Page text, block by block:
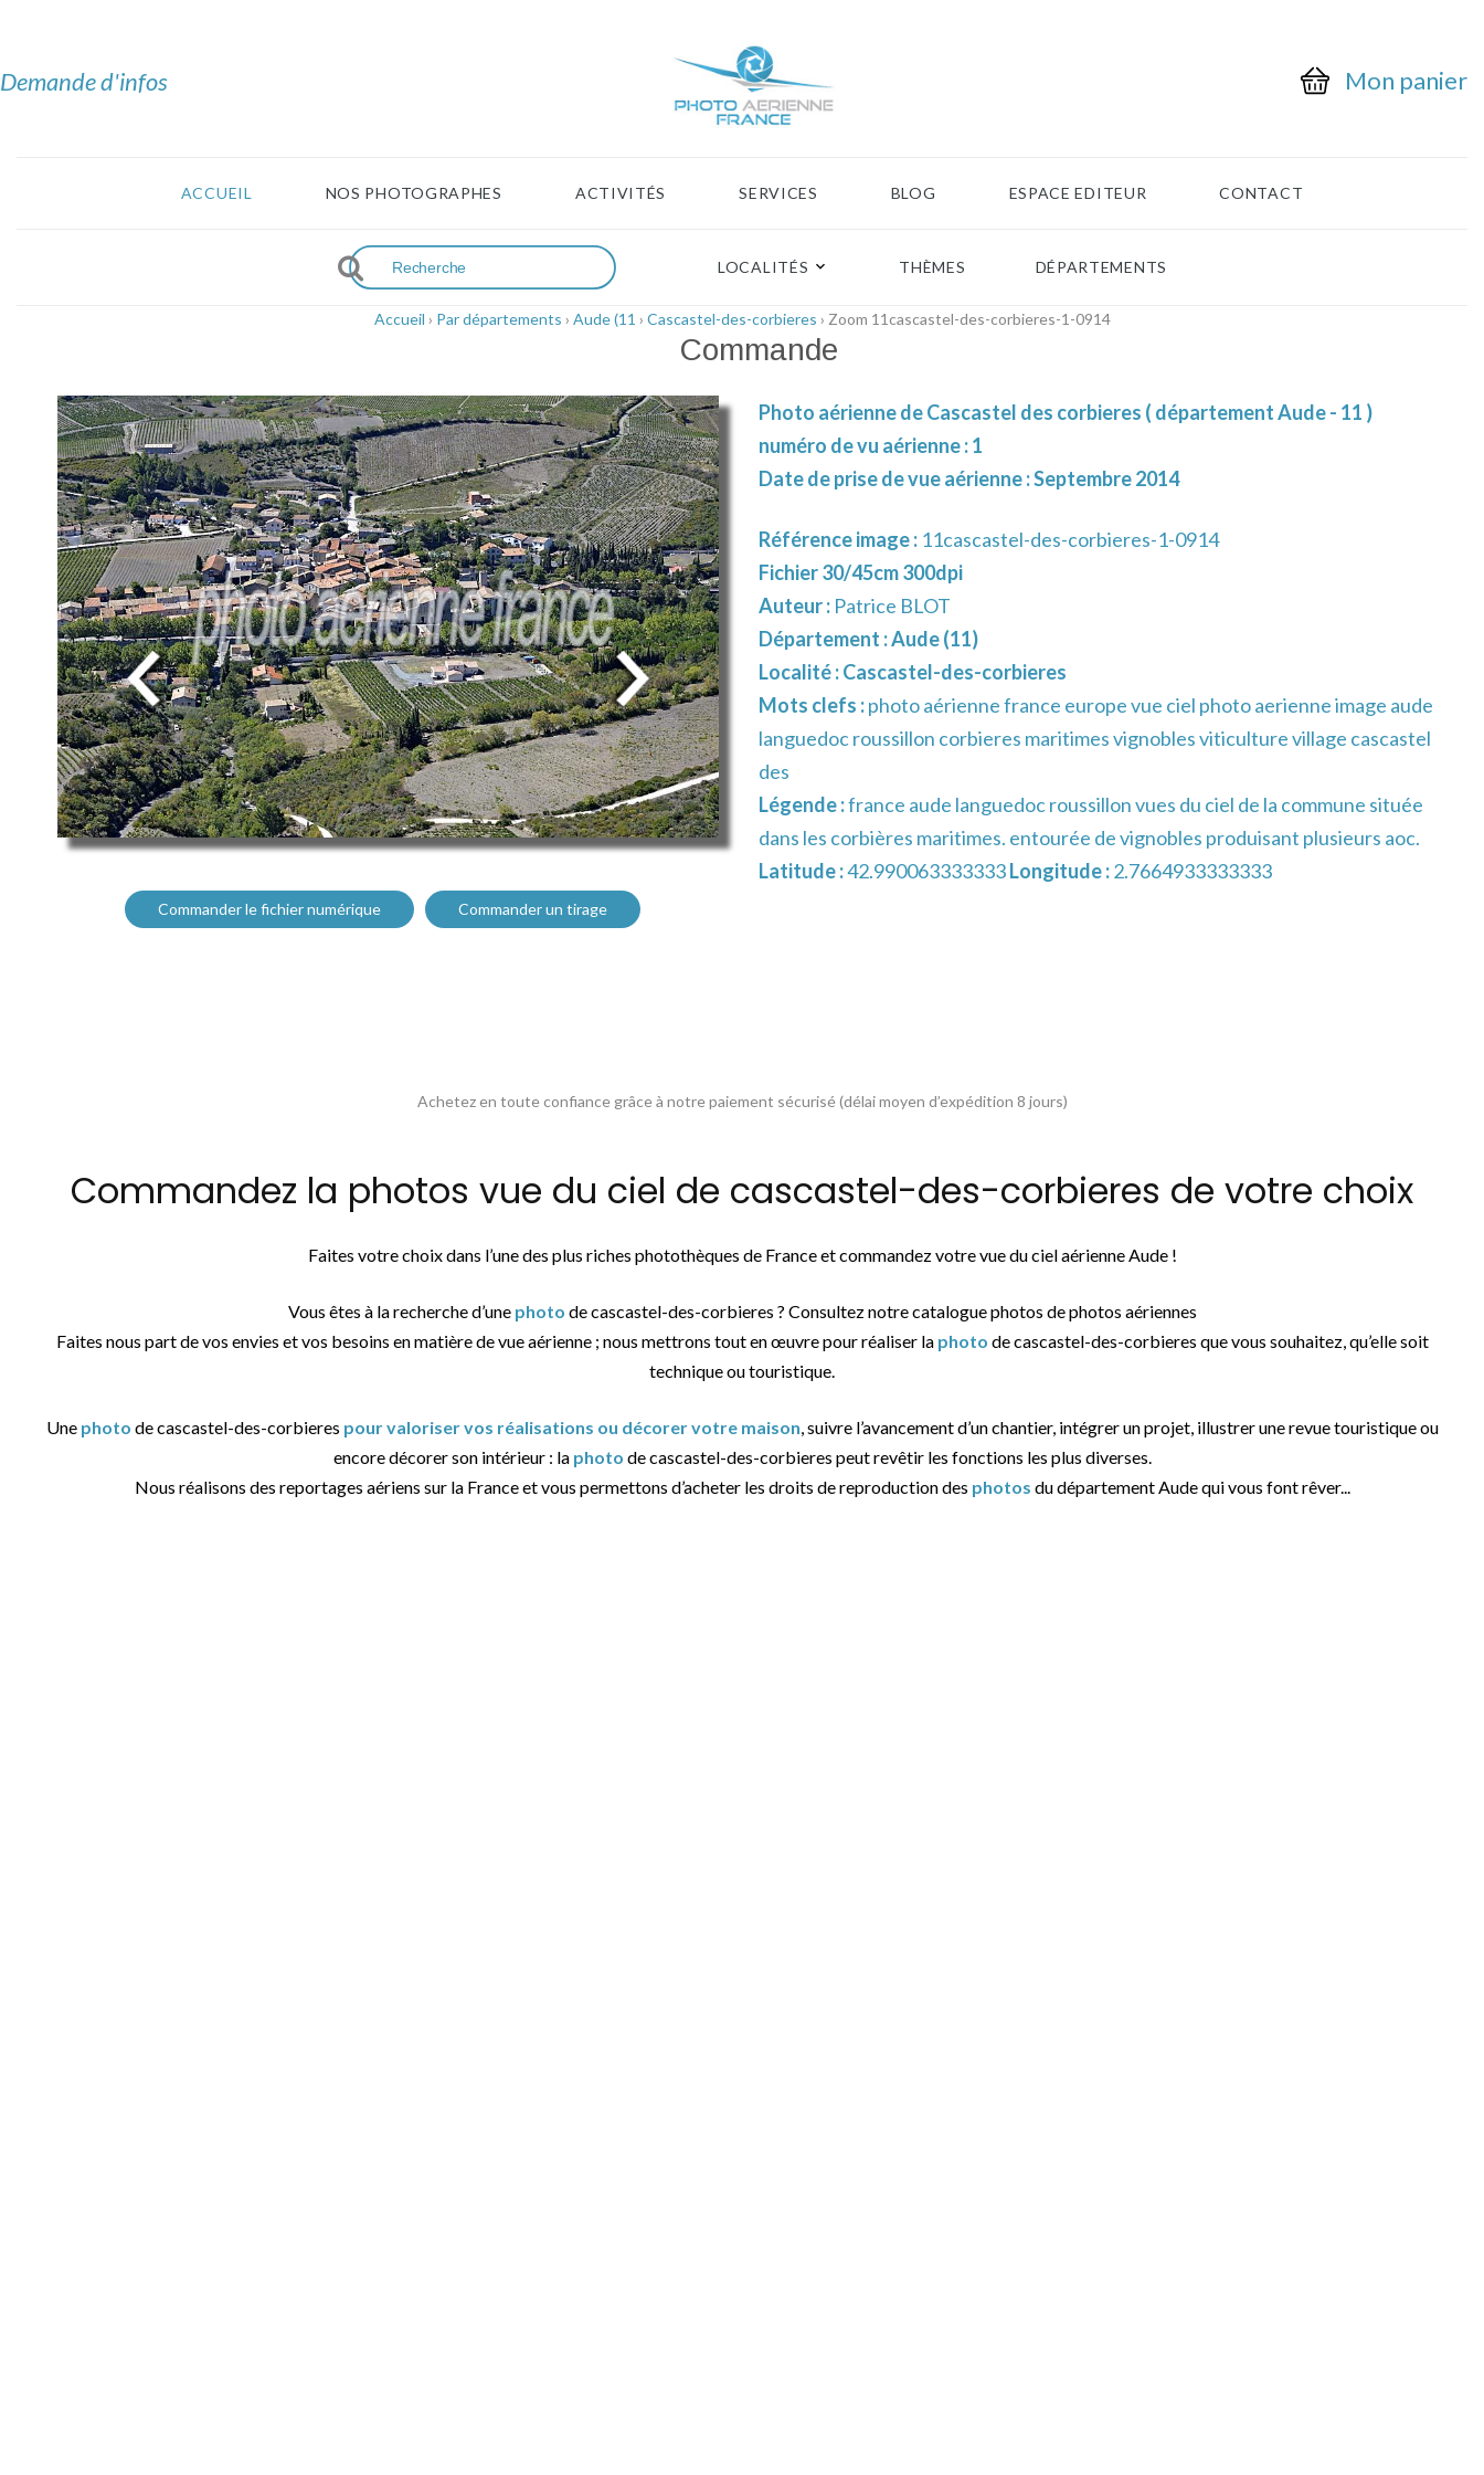
Demande d'infos Mon panier
ACCUEIL NOS PHOTOGRAPHES ACTIVITÉS SERVICES BLOG ESPACE EDITEUR CONTACT
LOCALITÉS THÈMES DÉPARTEMENTS
Accueil › Par départements › Aude (11 › Cascastel-des-corbieres › Zoom 11cascastel-des-corbieres-1-0914
Commande
Commander le fichier numérique Commander un tirage
Photo aérienne de Cascastel des corbieres ( département Aude - 11 )
numéro de vu aérienne : 1
Date de prise de vue aérienne : Septembre 2014
Référence image : 11cascastel-des-corbieres-1-0914
Fichier 30/45cm 300dpi
Auteur : Patrice BLOT
Département :Aude (11)
Localité :Cascastel-des-corbieres
Mots clefs :photo aérienne france europe vue ciel photo aerienne image aude
languedoc roussillon corbieres maritimes vignobles viticulture village cascastel
des
Légende :france aude languedoc roussillon vues du ciel de la commune située
dans les corbières maritimes. entourée de vignobles produisant plusieurs aoc.
Latitude :42.990063333333Longitude :2.7664933333333
Achetez en toute confiance grâce à notre paiement sécurisé (délai moyen d’expédition 8 jours)
Commandez la photos vue du ciel de cascastel-des-corbieres de votre choix
Faites votre choix dans l’une des plus riches photothèques de France et commandez votre vue du ciel aérienne Aude !
Vous êtes à la recherche d’une photo de cascastel-des-corbieres ? Consultez notre catalogue photos de photos aériennes
Faites nous part de vos envies et vos besoins en matière de vue aérienne ; nous mettrons tout en œuvre pour réaliser la photo de cascastel-des-corbieres que vous souhaitez, qu’elle soit
technique ou touristique.
Une photo de cascastel-des-corbieres pour valoriser vos réalisations ou décorer votre maison, suivre l’avancement d’un chantier, intégrer un projet, illustrer une revue touristique ou
encore décorer son intérieur : la photo de cascastel-des-corbieres peut revêtir les fonctions les plus diverses.
Nous réalisons des reportages aériens sur la France et vous permettons d’acheter les droits de reproduction des photos du département Aude qui vous font rêver...